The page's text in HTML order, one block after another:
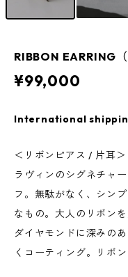
RIBBON EARRING
¥99,000
International
＜リボンピアス / 片耳＞
ラヴィンのシグネチャ
フ。無駄がなく、シン
なもの。大人のリボン
ダイヤモンドに深みの
くコーティング。リボ